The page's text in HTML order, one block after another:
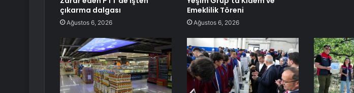
çıkarma dalgası
Ağustos 6, 2026
Emeklilik Töreni
Ağustos 6, 2026